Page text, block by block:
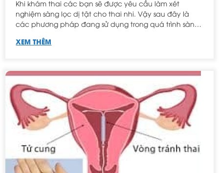
Khi khám thai các bạn sẽ được yêu cầu làm xét
nghiệm sàng lọc dị tật cho thai nhi. Vậy sau đây là
các phương pháp đang sử dụng trong quá trình sàng
vào tình hình tài chính và hoàn cảnh của các bạn
XEM THÊM